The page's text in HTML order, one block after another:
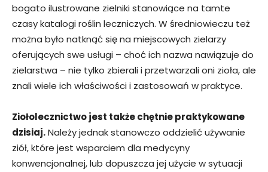
bogato ilustrowane zielniki stanowiące na tamte
czasy katalogi roślin leczniczych. W średniowieczu też
można było natknąć się na miejscowych zielarzy
oferujących swe usługi – choć ich nazwa nawiązuje do
zielarstwa – nie tylko zbierali i przetwarzali oni zioła, ale
znali wiele ich właściwości i zastosowań w praktyce.
Ziołolecznictwo jest także chętnie praktykowane
dzisiaj.Należy jednak stanowczo oddzielić używanie
ziół, które jest wsparciem dla medycyny
konwencjonalnej, lub dopuszcza jej użycie w sytuacji